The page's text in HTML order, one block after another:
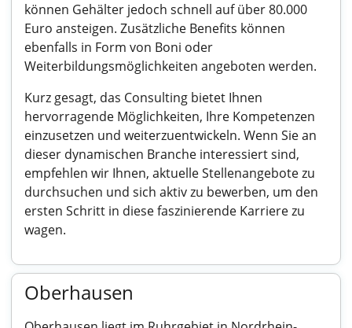
können Gehälter jedoch schnell auf über 80.000
Euro ansteigen. Zusätzliche Benefits können
ebenfalls in Form von Boni oder
Weiterbildungsmöglichkeiten angeboten werden.
Kurz gesagt, das Consulting bietet Ihnen
hervorragende Möglichkeiten, Ihre Kompetenzen
einzusetzen und weiterzuentwickeln. Wenn Sie an
dieser dynamischen Branche interessiert sind,
empfehlen wir Ihnen, aktuelle Stellenangebote zu
durchsuchen und sich aktiv zu bewerben, um den
ersten Schritt in diese faszinierende Karriere zu
wagen.
Oberhausen